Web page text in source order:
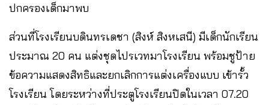
ปกครองเด็กมาพบ
ส่วนที่โรงเรียนบดินทรเดชา (สิงห์ สิงหเสนี) มีเด็กนักเรียน
ประมาณ 20 คน แต่งชุดไปรเวทมาโรงเรียน พร้อมชูป้าย
ข้อความแสดงสิทธิและยกเลิกการแต่งเครื่องแบบ เข้ารั้ว
โรงเรียน โดยระหว่างที่ประตูโรงเรียนปิดในเวลา 07.20